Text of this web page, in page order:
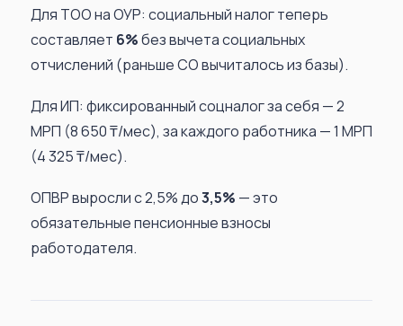
Для ТОО на ОУР: социальный налог теперь
составляет 6%без вычета социальных
отчислений (раньше СО вычиталось из базы).
Для ИП: фиксированный соцналог за себя — 2
МРП (8 650 ₸/мес), за каждого работника — 1 МРП
(4 325 ₸/мес).
ОПВР выросли с 2,5% до3,5% — это
обязательные пенсионные взносы
работодателя.